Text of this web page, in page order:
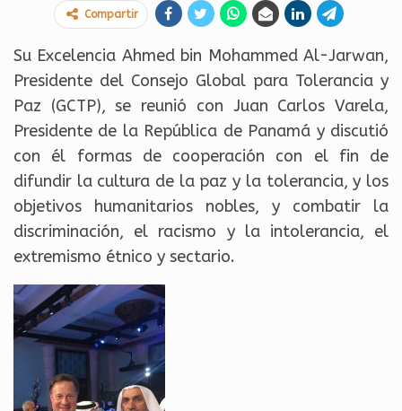
Compartir
Su Excelencia Ahmed bin Mohammed Al-Jarwan,
Presidente del Consejo Global para Tolerancia y
Paz (GCTP), se reunió con Juan Carlos Varela,
Presidente de la República de Panamá y discutió
con él formas de cooperación con el fin de
difundir la cultura de la paz y la tolerancia, y los
objetivos humanitarios nobles, y combatir la
discriminación, el racismo y la intolerancia, el
extremismo étnico y sectario.